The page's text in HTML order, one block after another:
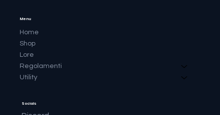
Menu
Home
Shop
Lore
Regolamenti
Utility
Socials